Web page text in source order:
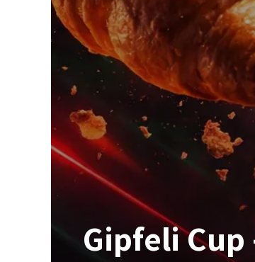
Gipfeli Cup